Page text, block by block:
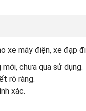
xe máy điện, xe đạp
mới, chưa qua sử dụng.
rõ ràng.
xác.